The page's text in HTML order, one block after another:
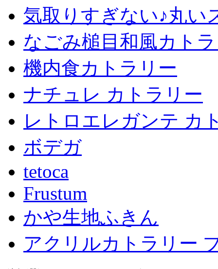
気取りすぎない♪丸い
なごみ槌目和風カト
機内食カトラリー
ナチュレ カトラリー
レトロエレガンテ カ
ボデガ
tetoca
Frustum
かや生地ふきん
アクリルカトラリー